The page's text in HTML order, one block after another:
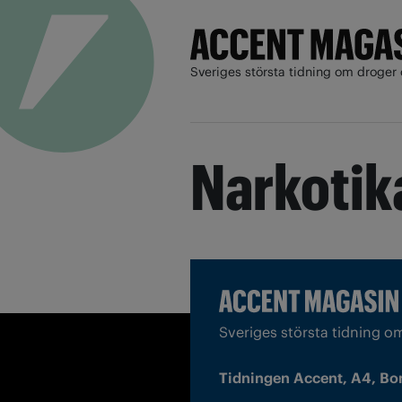
Sveriges största tidning om droger
Sveriges största tidning
Tidningen Accent, A4,